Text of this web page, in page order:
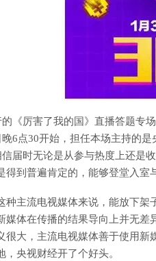
《厉害了我的国》直播答题专
6点30开始，担任本场主持的
信届时无论是从参与热度上还是
得到普遍肯定的，能够登堂入室
种主流电视媒体来说，能放下
媒体在传播的结果导向上并无差
很大，主流电视媒体善于使用
，央视财经开了个好头。